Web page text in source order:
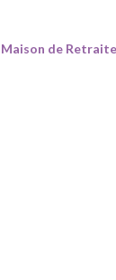
Maison de